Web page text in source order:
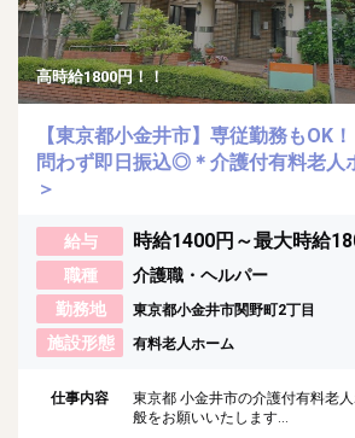
高時給1800円！！
【東京都小金井市】専従勤務もOK
問わず即日振込◎＊介護付有料老人
＞
給与 時給1400円～最大時給
職種
介護職・ヘルパー
勤務地
東京都小金井市関野町2丁目
施設形態 有料老人ホーム
仕事内容
東京都 小金井市の介護付有料老
般をお願いいたします...